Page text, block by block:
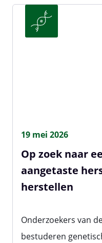
19 mei 2026
Op zoek naar
aangetaste
herstellen
Onderzoekers van
bestuderen